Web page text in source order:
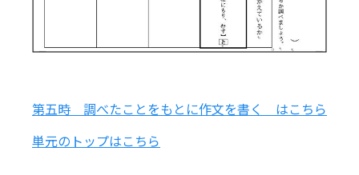
第五時 調べたことをもとに作文を書く はこちら
単元のトップはこちら